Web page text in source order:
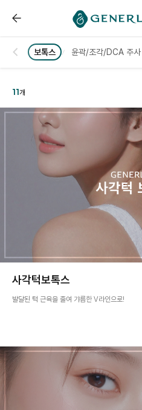
부천피부과 :: 시술안내/가격
보톡스 윤곽/조각/DCA 주사
11개
사각턱보톡스
발달된 턱 근육을 줄여 갸름한 V라인으로!